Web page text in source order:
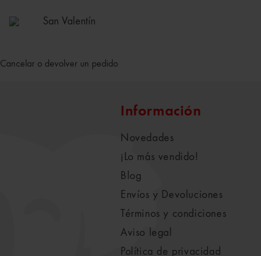
San Valentín
Cancelar o devolver un pedido
Información
Novedades
¡Lo más vendido!
Blog
Envíos y Devoluciones
Términos y condiciones
Aviso legal
Política de privacidad